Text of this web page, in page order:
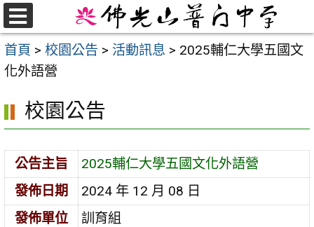
跳
至
主
要
首頁 > 校園公告 > 活動訊息 > 2025輔仁大學五國文
化外語營
校園公告
公告主旨
2025輔仁大學五國文化外語營
發佈日期
2024 年 12 月 08 日
發佈單位
訓育組
選
單